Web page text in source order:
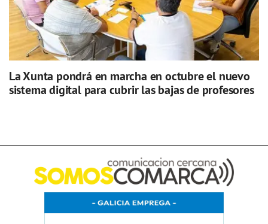
La Xunta pondrá en marcha en octubre el nuevo
sistema digital para cubrir las bajas de profesores